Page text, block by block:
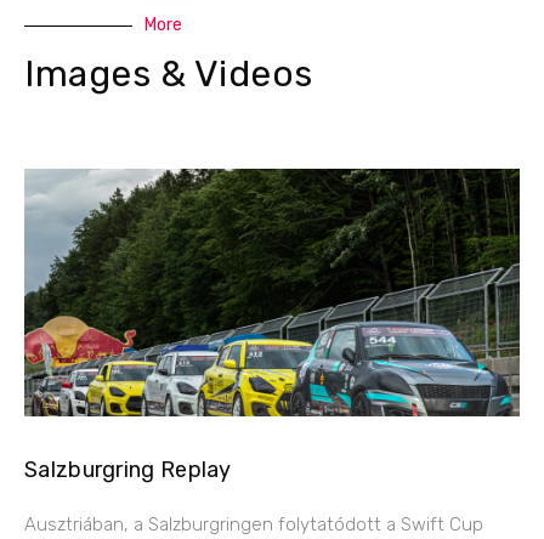
More
Images & Videos
Salzburgring Replay
Ausztriában, a Salzburgringen folytatódott a Swift Cup